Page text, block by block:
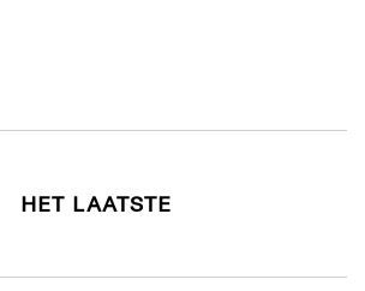
HET LAATSTE